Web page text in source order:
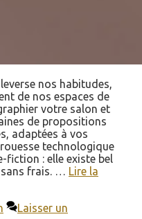
nos habitudes,
de nos espaces de
votre salon et
de propositions
adaptées à vos
technologique
fiction : elle existe bel
sans frais. … Lire la
Laisser un